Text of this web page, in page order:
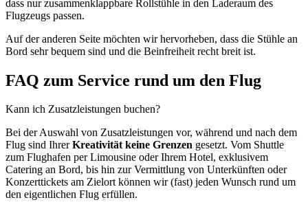
dass nur zusammenklappbare Rollstühle in den Laderaum des
Flugzeugs passen.
Auf der anderen Seite möchten wir hervorheben, dass die Stühle an
Bord sehr bequem sind und die Beinfreiheit recht breit ist.
FAQ zum Service rund um den Flug
Kann ich Zusatzleistungen buchen?
Bei der Auswahl von Zusatzleistungen vor, während und nach dem
Flug sind IhrerKreativität keine Grenzen gesetzt. Vom Shuttle
zum Flughafen per Limousine oder Ihrem Hotel, exklusivem
Catering an Bord, bis hin zur Vermittlung von Unterkünften oder
Konzerttickets am Zielort können wir (fast) jeden Wunsch rund um
den eigentlichen Flug erfüllen.